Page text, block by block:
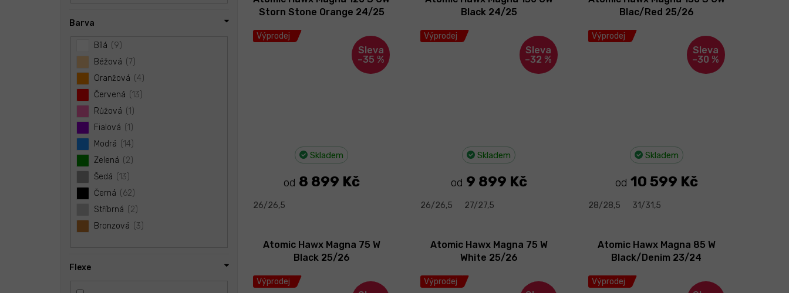
Barva
Bílá
9
Béžová
7
Oranžová
4
Červená
13
Růžová
1
Fialová
1
Modrá
14
Zelená
2
Šedá
13
Černá
62
Stříbrná
2
Bronzová
3
Flexe
Výprodej
–35 %
Storn Stone Orange 24/25
Skladem
od 8 899 Kč
26/26,5
Výprodej
–32 %
Black 24/25
Skladem
od 9 899 Kč
26/26,5 27/27,5
Výprodej
–30 %
Blac/Red 25/26
Skladem
od 10 599 Kč
28/28,5 31/31,5
Výprodej
Atomic Hawx Magna 75 W
Black 25/26
Výprodej
Atomic Hawx Magna 75 W
White 25/26
Výprodej
Atomic Hawx Magna 85 W
Black/Denim 23/24